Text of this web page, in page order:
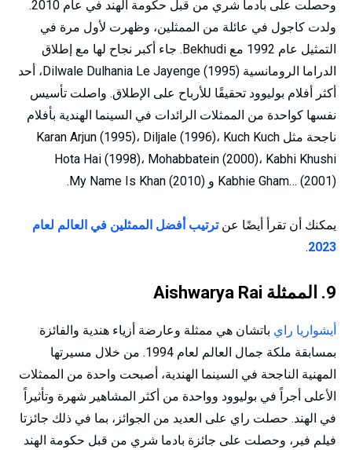
وحصلت على بادما شري من قبل حكومة الهند في عام 2010.
ولدت كاجول في عائلة من الممثلين، وظهرت لأول مرة في
التمثيل عام 1992 مع Bekhudi. جاء أكبر نجاح لها مع إطلاق
الدراما الرومانسية Dilwale Dulhania Le Jayenge (1995)، أحد
أكثر أفلام بوليوود تحقيقًا للأرباح على الإطلاق. واصلت تأسيس
نفسها كواحدة من الممثلات الرائدات في السينما الهندية بأفلام
ناجحة مثل Karan Arjun (1995)، Diljale (1996)، Kuch Kuch
Hota Hai (1998)، Mohabbatein (2000)، Kabhi Khushi
Kabhie Gham… (2001) و My Name Is Khan (2010).
يمكنك أن تقرأ أيضًا عنترتيب أفضل الممثلين في العالم لعام
2023
.
9. الممثلة Aishwarya Rai
أيشواريا راي باتشان هي ممثلة وعارضة أزياء هندية والفائزة
بمسابقة ملكة جمال العالم لعام 1994. من خلال مسيرتها
المهنية الناجحة في السينما الهندية، أصبحت واحدة من الممثلات
الأعلى أجراً في بوليوود وواحدة من أكثر المشاهير شهرة وتأثيراً
في الهند. حصلت راي على العديد من الجوائز، بما في ذلك جائزتا
فيلم فير، وحصلت على جائزة بادما شري من قبل حكومة الهند